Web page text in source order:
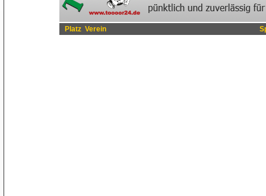
Platz Verein